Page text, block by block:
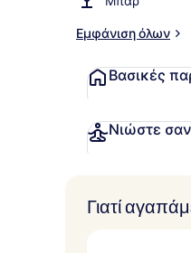
Εμφάνιση όλων
Βασικές
Νιώστε
Γιατί